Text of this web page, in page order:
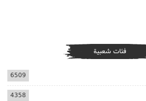
فئات شعبية
6509
4358